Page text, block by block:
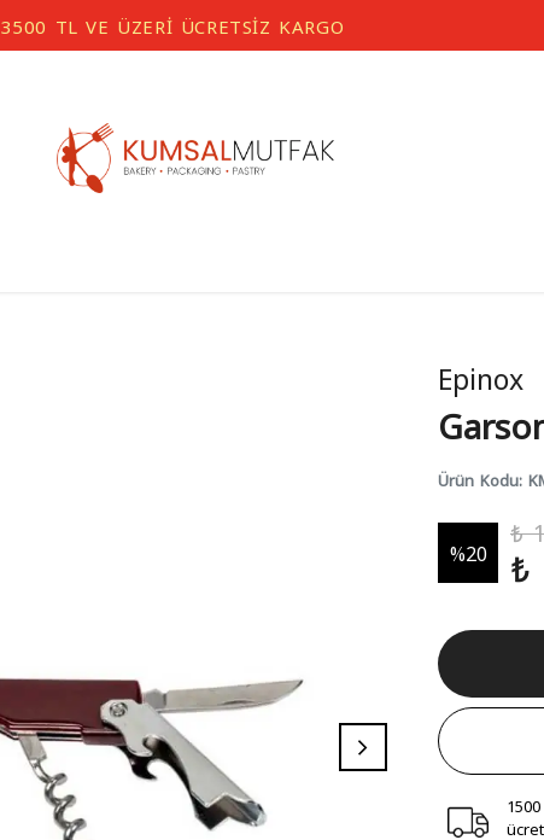
3500 TL VE ÜZERİ ÜCRETSİZ KARGO
Epinox
Ürün Kodu:
%20
₺
₺